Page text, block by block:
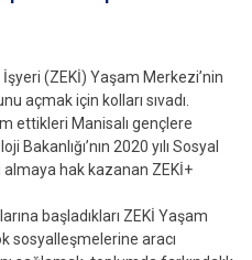
(ZEKİ) Yaşam Merkezi’nin
açmak için kolları sıvadı.
ettikleri Manisalı gençlere
2020 yılı Sosyal
almaya hak kazanan ZEKİ+
başladıkları ZEKİ Yaşam
sosyalleşmelerine aracı